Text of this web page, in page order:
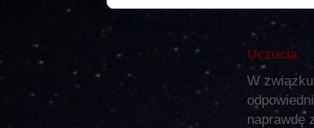
Uczucia
W
naprawdę